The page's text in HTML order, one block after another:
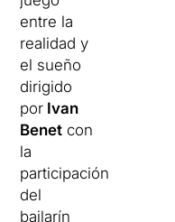
entre la
realidad y
el sueño
dirigido
por Ivan
Benet con
la
participación
del
bailarín